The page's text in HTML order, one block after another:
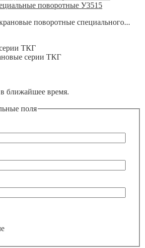
поворотные У3515
поворотные специального...
серии ТКГ
ближайшее время.
поля